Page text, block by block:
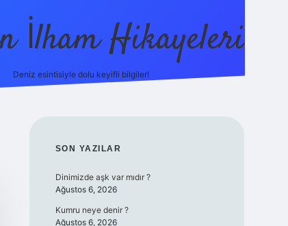
İlham Hikayeleri
Deniz esintisiyle dolu keyifli bilgiler!
SIDEBAR
SON YAZILAR
Dinimizde aşk var mıdır ?
Ağustos 6, 2026
Kumru neye denir ?
Ağustos 6, 2026